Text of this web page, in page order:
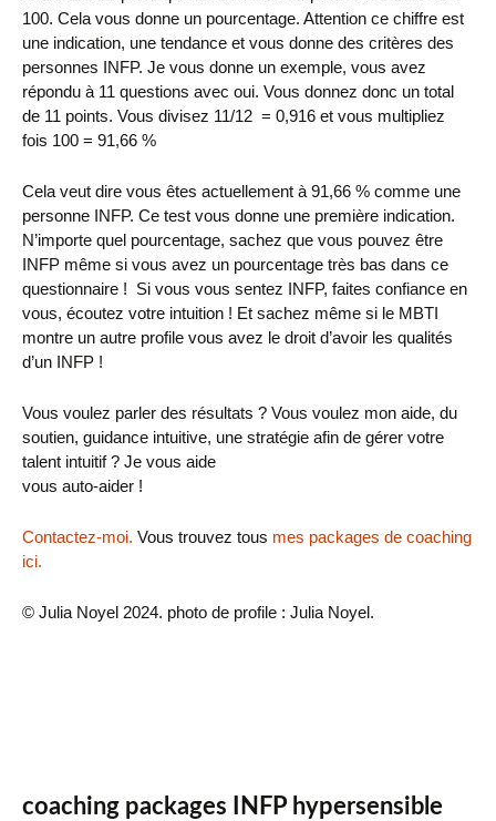
100. Cela vous donne un pourcentage. Attention ce chiffre est
une indication, une tendance et vous donne des critères des
personnes INFP. Je vous donne un exemple, vous avez
répondu à 11 questions avec oui. Vous donnez donc un total
de 11 points. Vous divisez 11/12 = 0,916 et vous multipliez
fois 100 = 91,66 %
Cela veut dire vous êtes actuellement à 91,66 % comme une
personne INFP. Ce test vous donne une première indication.
N’importe quel pourcentage, sachez que vous pouvez être
INFP même si vous avez un pourcentage très bas dans ce
questionnaire ! Si vous vous sentez INFP, faites confiance en
vous, écoutez votre intuition ! Et sachez même si le MBTI
montre un autre profile vous avez le droit d’avoir les qualités
d’un INFP !
Vous voulez parler des résultats ? Vous voulez mon aide, du
soutien, guidance intuitive, une stratégie afin de gérer votre
talent intuitif ? Je vous aide
vous auto-aider !
Contactez-moi. Vous trouvez tous mes packages de coaching
ici.
© Julia Noyel 2024. photo de profile : Julia Noyel.
coaching packages INFP hypersensible